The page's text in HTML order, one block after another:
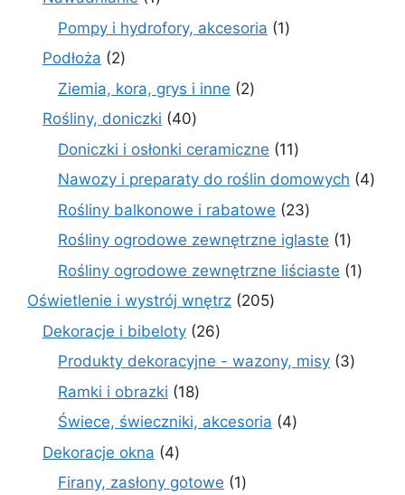
produkt
Pompy i hydrofory, akcesoria 11
Podłoża 22
Ziemia, kora, grys i inne 22
Rośliny, doniczki 4040
produktów
Doniczki i osłonki ceramiczne 1111
produktów
Nawozy i preparaty do roślin domowych 44
Rośliny balkonowe i rabatowe 2323
produkty
Rośliny ogrodowe zewnętrzne iglaste 11
produkt
Rośliny ogrodowe zewnętrzne liściaste 11
Oświetlenie i wystrój wnętrz 205205
Dekoracje i bibeloty 2626
Produkty dekoracyjne - wazony, misy 33
Ramki i obrazki 1818
produktów
Świece, świeczniki, akcesoria 44
Dekoracje okna 44
produkty
Firany, zasłony gotowe 11